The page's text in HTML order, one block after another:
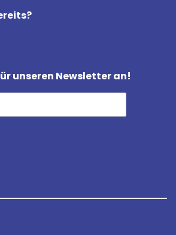
unseren Newsletter an!